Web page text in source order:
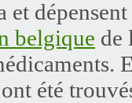
et
belgique de
été